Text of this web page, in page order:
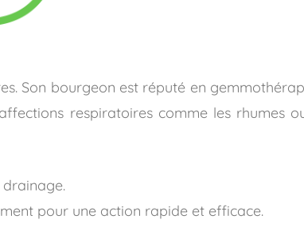
Son bourgeon est réputé en
respiratoires comme les rhumes
pour une action rapide et efficace.